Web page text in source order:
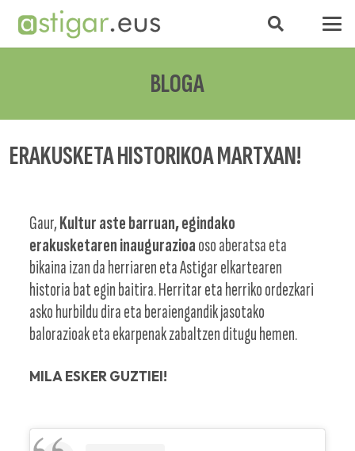
BLOGA
ERAKUSKETA HISTORIKOA MARTXAN!
Gaur,Kultur aste barruan, egindako
erakusketaren inaugurazioaoso aberatsa eta
bikaina izan da herriaren eta Astigar elkartearen
historia bat egin baitira. Herritar eta herriko ordezkari
asko hurbildu dira eta beraiengandik jasotako
balorazioak eta ekarpenak zabaltzen ditugu hemen.
MILA ESKER GUZTIEI!